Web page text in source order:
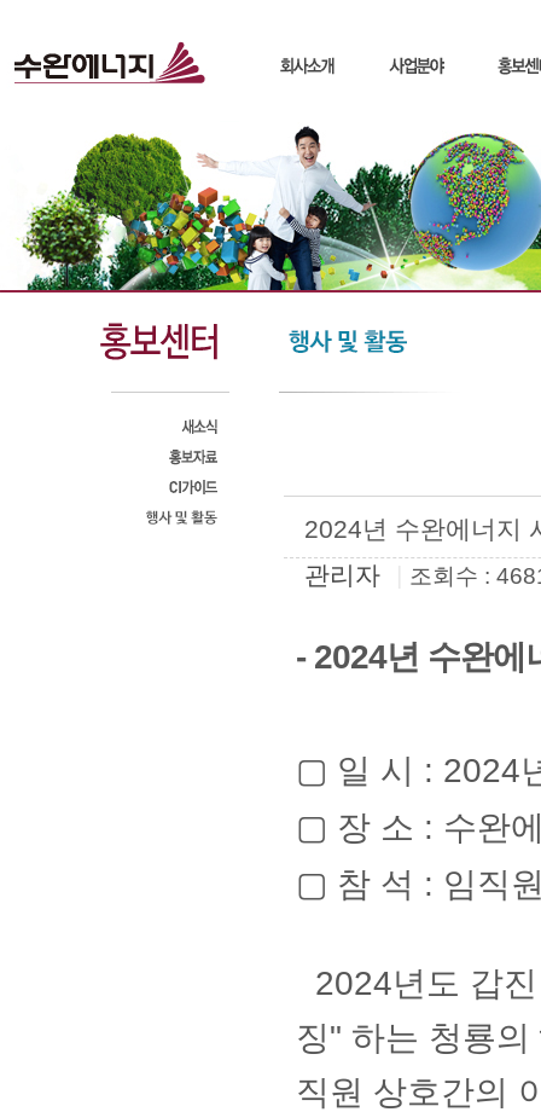
2024년 수완에너지
관리자
조회수 :
- 2024년 수완에
▢ 일 시 : 2024
▢ 장 소 : 수완
▢ 참 석 : 임직
2024년도 갑
징" 하는 청룡
직원 상호간의